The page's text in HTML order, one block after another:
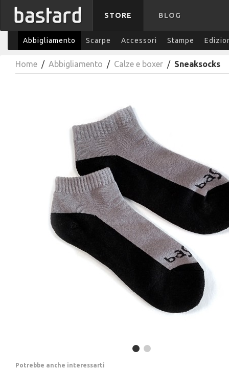
STORE BLOG
Abbigliamento Scarpe Accessori Stampe
Home / Abbigliamento / Calze e boxer / Sneaksocks
Potrebbe anche interessarti